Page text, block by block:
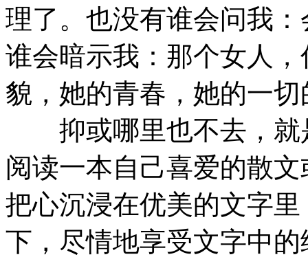
理了。也没有谁会问我
谁会暗示我：那个女人
貌，她的青春，她的一
抑或哪里也不去，就
阅读一本自己喜爱的散
把心沉浸在优美的文字
下，尽情地享受文字中